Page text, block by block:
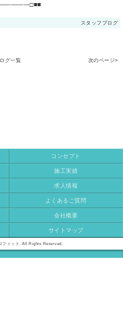
スタッフブログ
グ一覧 次のページ>
コンセプト
施工実績
求人情報
よくあるご質問
会社概要
サイトマップ
フィット. All Rights Reserved.